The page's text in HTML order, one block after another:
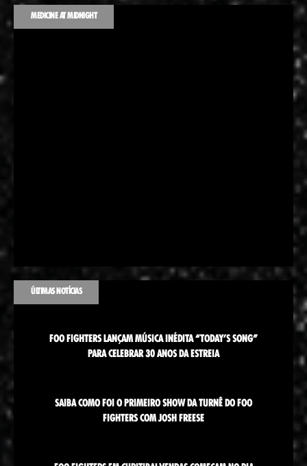
MEDICINE AT MIDNIGHT
ÚLTIMAS NOTÍCIAS
FOO FIGHTERS LANÇAM MÚSICA INÉDITA “TODAY’S SONG”
PARA CELEBRAR 30 ANOS DA ESTREIA
SAIBA COMO FOI O PRIMEIRO SHOW DA TURNÊ DO FOO
FIGHTERS COM JOSH FREESE